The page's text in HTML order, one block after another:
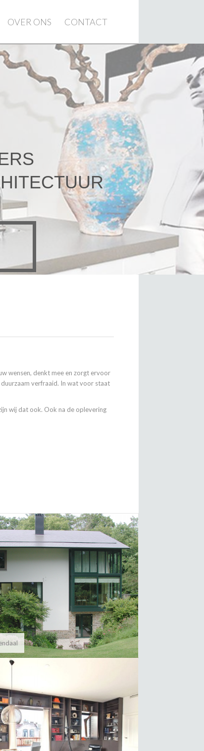
OVER ONS CONTACT
wensen, denkt mee en zorgt ervoor
verfraaid. In wat voor staat
wij dat ook. Ook na de oplevering